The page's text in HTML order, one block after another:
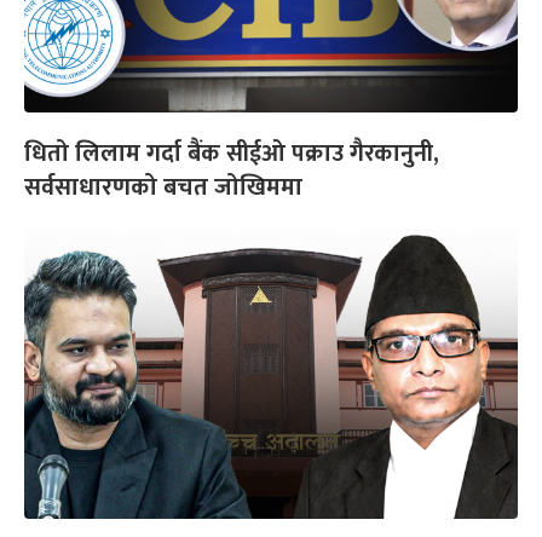
धितो लिलाम गर्दा बैंक सीईओ पक्राउ गैरकानुनी,
सर्वसाधारणको बचत जोखिममा